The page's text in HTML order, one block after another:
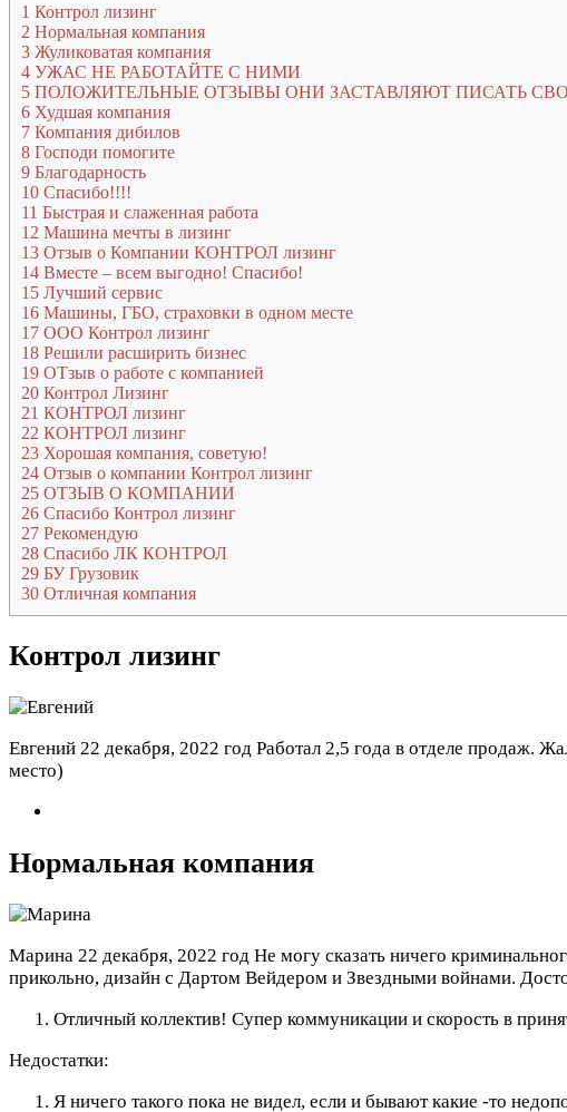
1 Контрол лизинг
2 Нормальная компания
3 Жуликоватая компания
4 УЖАС НЕ РАБОТАЙТЕ С НИМИ
5 ПОЛОЖИТЕЛЬНЫЕ ОТЗЫВЫ ОНИ ЗАСТАВЛЯЮТ ПИСАТЬ
6 Худшая компания
7 Компания дибилов
8 Господи помогите
9 Благодарность
10 Спасибо!!!!
11 Быстрая и слаженная работа
12 Машина мечты в лизинг
13 Отзыв о Компании КОНТРОЛ лизинг
14 Вместе – всем выгодно! Спасибо!
15 Лучший сервис
16 Машины, ГБО, страховки в одном месте
17 ООО Контрол лизинг
18 Решили расширить бизнес
19 ОТзыв о работе с компанией
20 Контрол Лизинг
21 КОНТРОЛ лизинг
22 КОНТРОЛ лизинг
23 Хорошая компания, советую!
24 Отзыв о компании Контрол лизинг
25 ОТЗЫВ О КОМПАНИИ
26 Спасибо Контрол лизинг
27 Рекомендую
28 Спасибо ЛК КОНТРОЛ
29 БУ Грузовик
30 Отличная компания
Контрол лизинг
Евгений 22 декабря, 2022 год Работал 2,5 года в отделе продаж.
место)
Нормальная компания
Марина 22 декабря, 2022 год Не могу сказать ничего
прикольно, дизайн с Дартом Вейдером и Звездными войнами.
Отличный коллектив! Супер коммуникации и скорость в
Недостатки:
Я ничего такого пока не видел, если и бывают какие -то